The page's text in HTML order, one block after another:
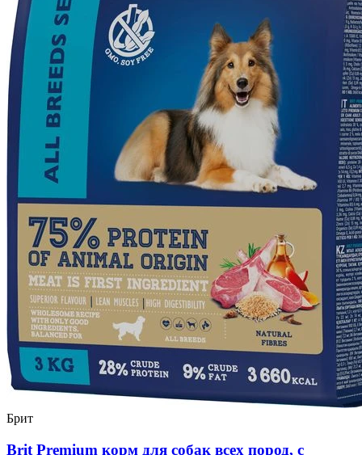
Брит
Brit Premium корм для собак всех пород, с